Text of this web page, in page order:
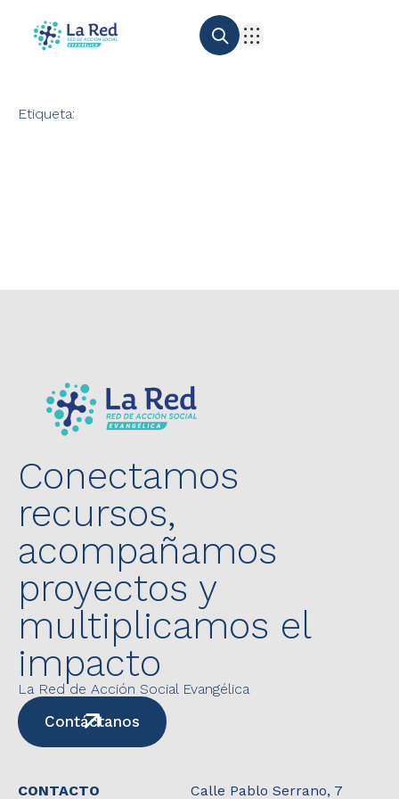
Etiqueta:
Conectamos
recursos,
acompañamos
proyectos y
multiplicamos el
impacto
La Red de Acción Social Evangélica
Contáctanos
CONTACTO
Calle Pablo Serrano, 7